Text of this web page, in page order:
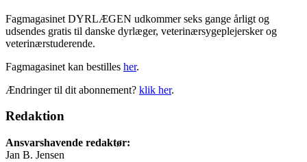
Fagmagasinet DYRLÆGEN udkommer seks gange årligt og
udsendes gratis til danske dyrlæger, veterinærsygeplejersker og
veterinærstuderende.
Fagmagasinet kan bestilles her.
Ændringer til dit abonnement? klik her.
Redaktion
Ansvarshavende redaktør:
Jan B. Jensen